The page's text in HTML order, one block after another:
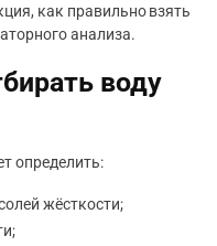
как правильно взять
анализа.
воду
определить:
жёсткости;